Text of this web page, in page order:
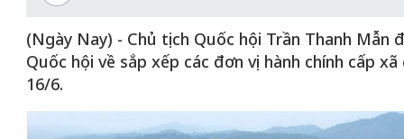
(Ngày Nay) - Chủ tịch Quốc hội Trần Thanh Mẫn
Quốc hội về sắp xếp các đơn vị hành chính cấp
16/6.